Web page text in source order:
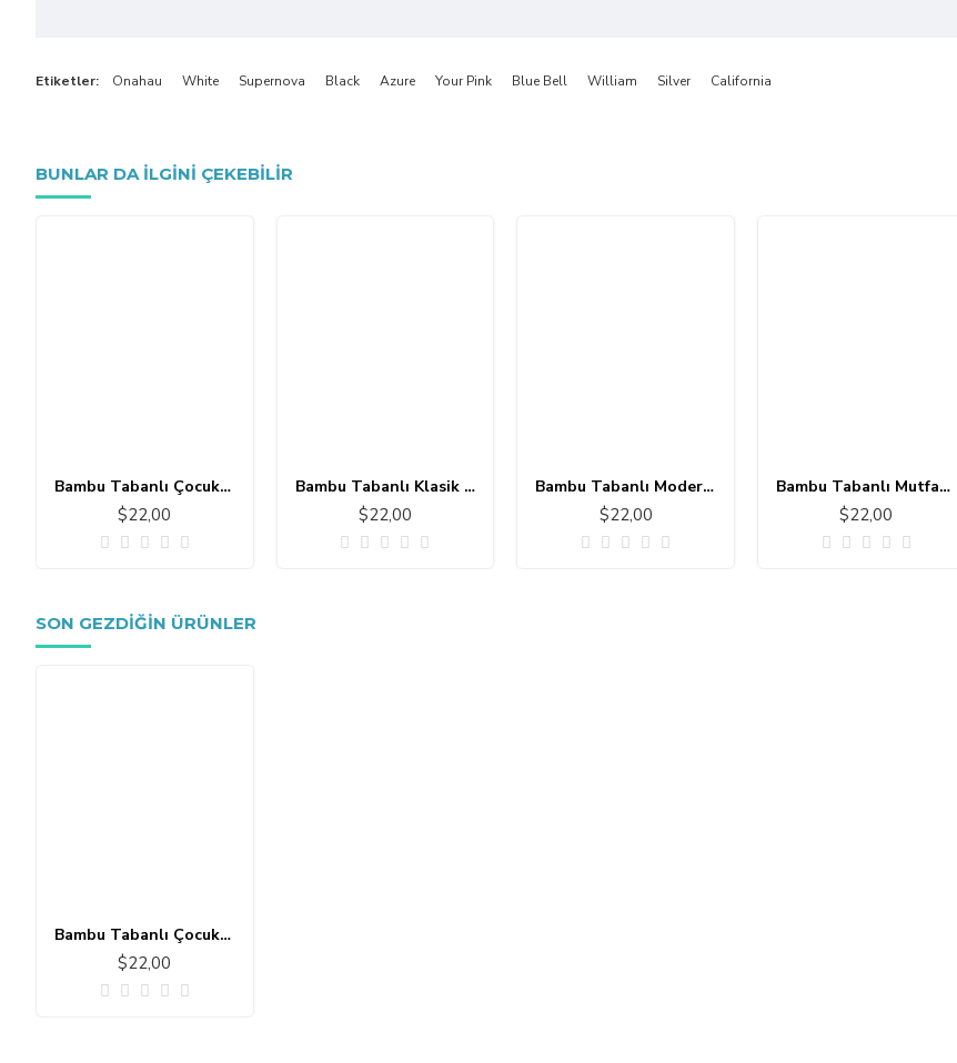
Etiketler: Onahau White Supernova Black Azure Your Pink Blue Bell William Silver California
BUNLAR DA ILGINI ÇEKEBILIR
Bambu Tabanlı Çocuk Halısı MC101
$22,00
Bambu Tabanlı Klasik Halı MS109
$22,00
Bambu Tabanlı Modern Halı MS303
$22,00
Bambu Tabanlı Mutfak - Banyo Halısı 11111-1
$22,00
SON GEZDIĞIN ÜRÜNLER
Bambu Tabanlı Çocuk Halısı MC118
$22,00